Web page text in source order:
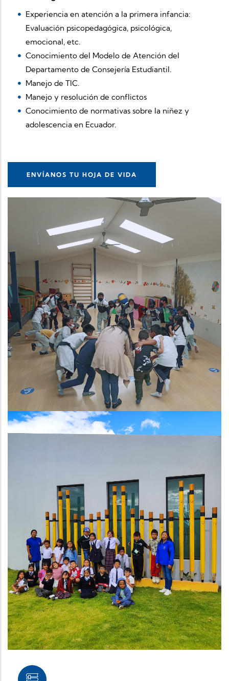
Experiencia en atención a la primera infancia:
Evaluación psicopedagógica, psicológica,
emocional, etc.
Conocimiento del Modelo de Atención del
Departamento de Consejería Estudiantil.
Manejo de TIC.
Manejo y resolución de conflictos
Conocimiento de normativas sobre la niñez y
adolescencia en Ecuador.
ENVÍANOS TU HOJA DE VIDA